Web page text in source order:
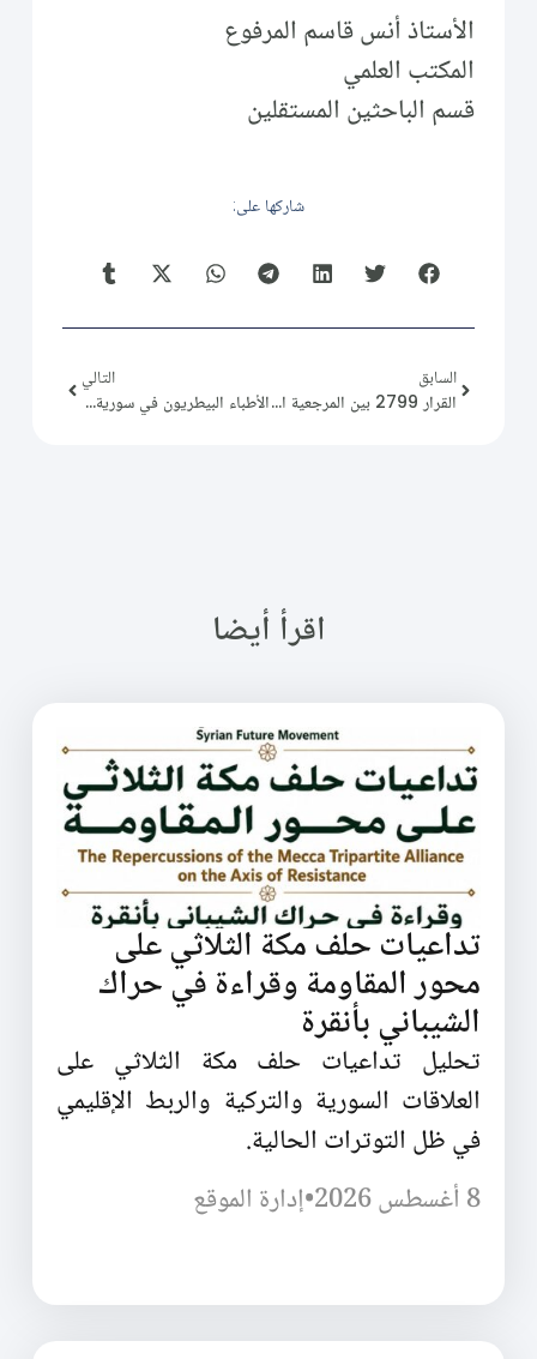
الأستاذ أنس قاسم المرفوع
المكتب العلمي
قسم الباحثين المستقلين
شاركها على:
السابق
القرار 2799 بين المرجعية القانونية والتأويل السياسي
التالي
الأطباء البيطريون في سورية: مطالبة بالتعويضات وأثرها على إعادة بناء الدولة
اقرأ أيضا
تداعيات حلف مكة الثلاثي على
محور المقاومة وقراءة في حراك
الشيباني بأنقرة
تحليل تداعيات حلف مكة الثلاثي على
العلاقات السورية والتركية والربط الإقليمي
في ظل التوترات الحالية.
8 أغسطس 2026
•إدارة الموقع